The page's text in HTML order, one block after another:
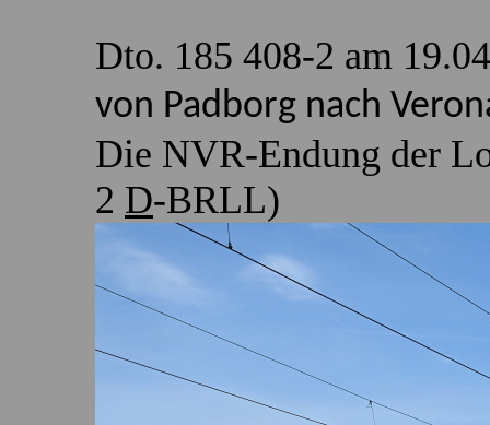
Dto. 185 408-2 am
von Padborg nach
Die NVR-Endung der
2 D-BRLL)